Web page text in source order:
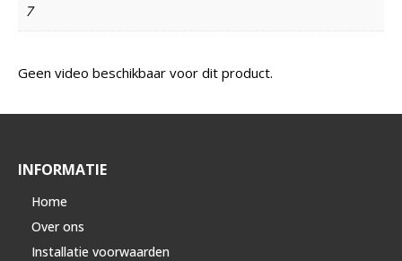
7
Geen video beschikbaar voor dit product.
INFORMATIE
Home
Over ons
Installatie voorwaarden